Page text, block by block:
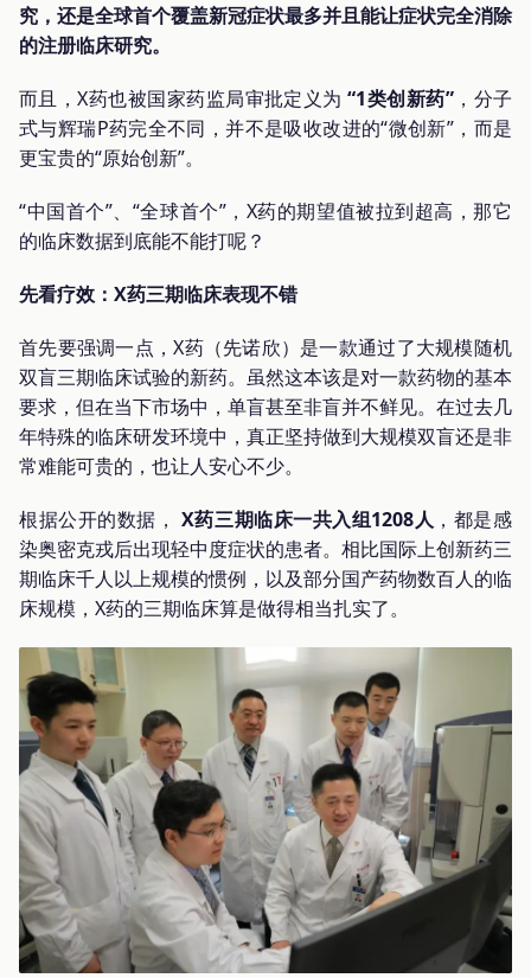
究，还是全球首个覆盖新冠症状最多并且能让症状完全消除
的注册临床研究。
而且，X药也被国家药监局审批定义为“1类创新药”，分子
式与辉瑞P药完全不同，并不是吸收改进的“微创新”，而是
更宝贵的“原始创新”。
“中国首个”、“全球首个”，X药的期望值被拉到超高，那它
的临床数据到底能不能打呢？
先看疗效：X药三期临床表现不错
首先要强调一点，X药（先诺欣）是一款通过了大规模随机
双盲三期临床试验的新药。虽然这本该是对一款药物的基本
要求，但在当下市场中，单盲甚至非盲并不鲜见。在过去几
年特殊的临床研发环境中，真正坚持做到大规模双盲还是非
常难能可贵的，也让人安心不少。
根据公开的数据， X药三期临床一共入组1208人 ，都是感
染奥密克戎后出现轻中度症状的患者。相比国际上创新药三
期临床千人以上规模的惯例，以及部分国产药物数百人的临
床规模，X药的三期临床算是做得相当扎实了。